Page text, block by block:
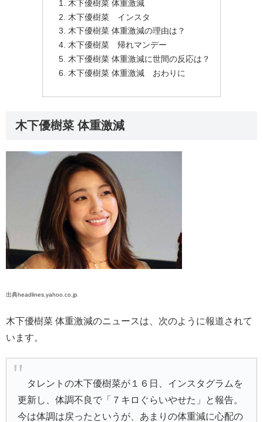
木下優樹菜 体重激減
木下優樹菜 インスタ
木下優樹菜 体重激減の理由は？
木下優樹菜 帰れマンデー
木下優樹菜 体重激減に世間の反応は？
木下優樹菜 体重激減 おわりに
木下優樹菜 体重激減
出典headlines.yahoo.co.jp
木下優樹菜 体重激減のニュースは、次のように報道されて
います。
タレントの木下優樹菜が１６日、インスタグラムを
更新し、体調不良で「７キロぐらいやせた」と報告。
今は体調は戻ったというが、あまりの体重減に心配の